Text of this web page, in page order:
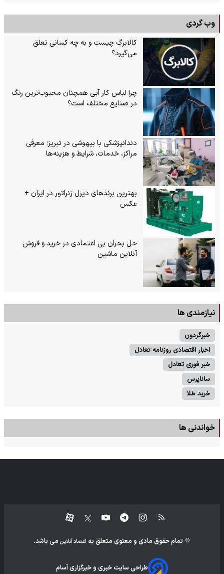
وب گردی
کالابرگ چیست و به چه کسانی تعلق
می‌گیرد؟
چرا لباس کار آبی همچنان محبوب‌ترین رنگ
در صنایع مختلف است؟
دندانپزشکی با بیهوشی در تبریز؛ معرفی
مراکز، خدمات، شرایط و هزینه‌ها
بهترین برندهای دیزل ژنراتور در ایران +
عکس
حل بحران بی‌ اعتمادی در خرید و فروش
آنلاین ماشین
نیازمندی ها
خبرگردون
اخبار اقتصادی روزنامه تعادل
خبر فوری تعادل
ساناپرس
خرید طلا
خواندنی ها
تمام حقوق مادی و معنوی متعلق به اعتماد آنلاین می باشد.
طراحی سایت خبری و خبرگزاری آسام